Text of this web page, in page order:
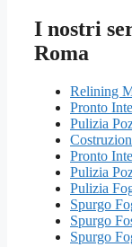
I nostri
Roma
Relining
Pronto
Pulizia
Pronto
Pulizia
Pulizia
Spurgo
Spurgo
Spurgo